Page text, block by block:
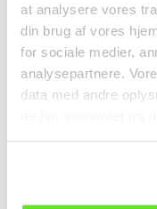
at analysere vores
din brug af vores
for sociale medier,
analysepartnere.
data med andre
kr25.00